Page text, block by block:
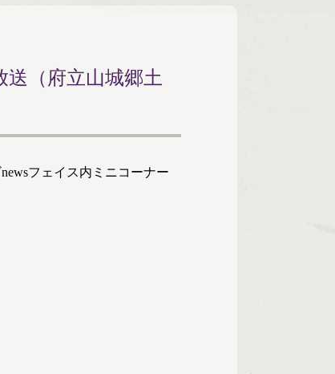
送（府立山城郷土
フェイス内ミニコーナー